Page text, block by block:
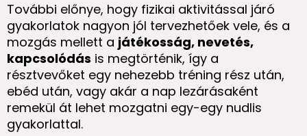
További előnye, hogy fizikai aktivitással járó
gyakorlatok nagyon jól tervezhetőek vele, és a
mozgás mellett a játékosság, nevetés,
kapcsolódás is megtörténik, így a
résztvevőket egy nehezebb tréning rész után,
ebéd után, vagy akár a nap lezárásaként
remekül át lehet mozgatni egy-egy nudlis
gyakorlattal.